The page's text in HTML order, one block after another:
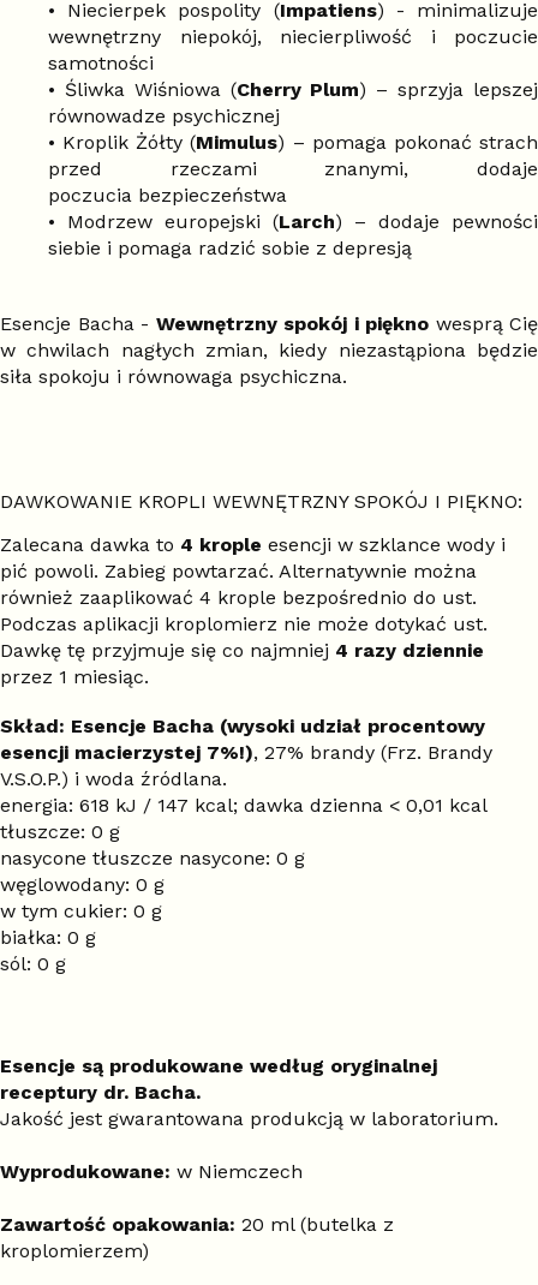
• Niecierpek pospolity (Impatiens) - minimalizuje
wewnętrzny niepokój, niecierpliwość i poczucie
samotności
• Śliwka Wiśniowa (Cherry Plum) – sprzyja lepszej
równowadze psychicznej
• Kroplik Żółty (Mimulus) – pomaga pokonać strach
przed rzeczami znanymi, dodaje
poczucia bezpieczeństwa
• Modrzew europejski (Larch) – dodaje pewności
siebie i pomaga radzić sobie z depresją
Esencje Bacha - Wewnętrzny spokój i piękno wesprą Cię
w chwilach nagłych zmian, kiedy niezastąpiona będzie
siła spokoju i równowaga psychiczna.
DAWKOWANIE KROPLI WEWNĘTRZNY SPOKÓJ I PIĘKNO:
Zalecana dawka to 4 krople esencji w szklance wody i
pić powoli. Zabieg powtarzać. Alternatywnie można
również zaaplikować 4 krople bezpośrednio do ust.
Podczas aplikacji kroplomierz nie może dotykać ust.
Dawkę tę przyjmuje się co najmniej 4 razy dziennie
przez 1 miesiąc.
Skład: Esencje Bacha (wysoki udział procentowy
esencji macierzystej 7%!), 27% brandy (Frz. Brandy
V.S.O.P.) i woda źródlana.
energia: 618 kJ / 147 kcal; dawka dzienna < 0,01 kcal
tłuszcze: 0 g
nasycone tłuszcze nasycone: 0 g
węglowodany: 0 g
w tym cukier: 0 g
białka: 0 g
sól: 0 g
Esencje są produkowane według oryginalnej
receptury dr. Bacha.
Jakość jest gwarantowana produkcją w laboratorium.
Wyprodukowane: w Niemczech
Zawartość opakowania: 20 ml (butelka z
kroplomierzem)